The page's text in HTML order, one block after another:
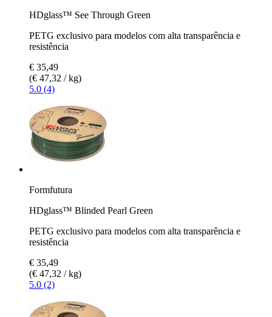
HDglass™ See Through Green
PETG exclusivo para modelos com alta transparência e
resistência
€ 35,49
(€ 47,32 / kg)
5.0 (4)
Formfutura
HDglass™ Blinded Pearl Green
PETG exclusivo para modelos com alta transparência e
resistência
€ 35,49
(€ 47,32 / kg)
5.0 (2)